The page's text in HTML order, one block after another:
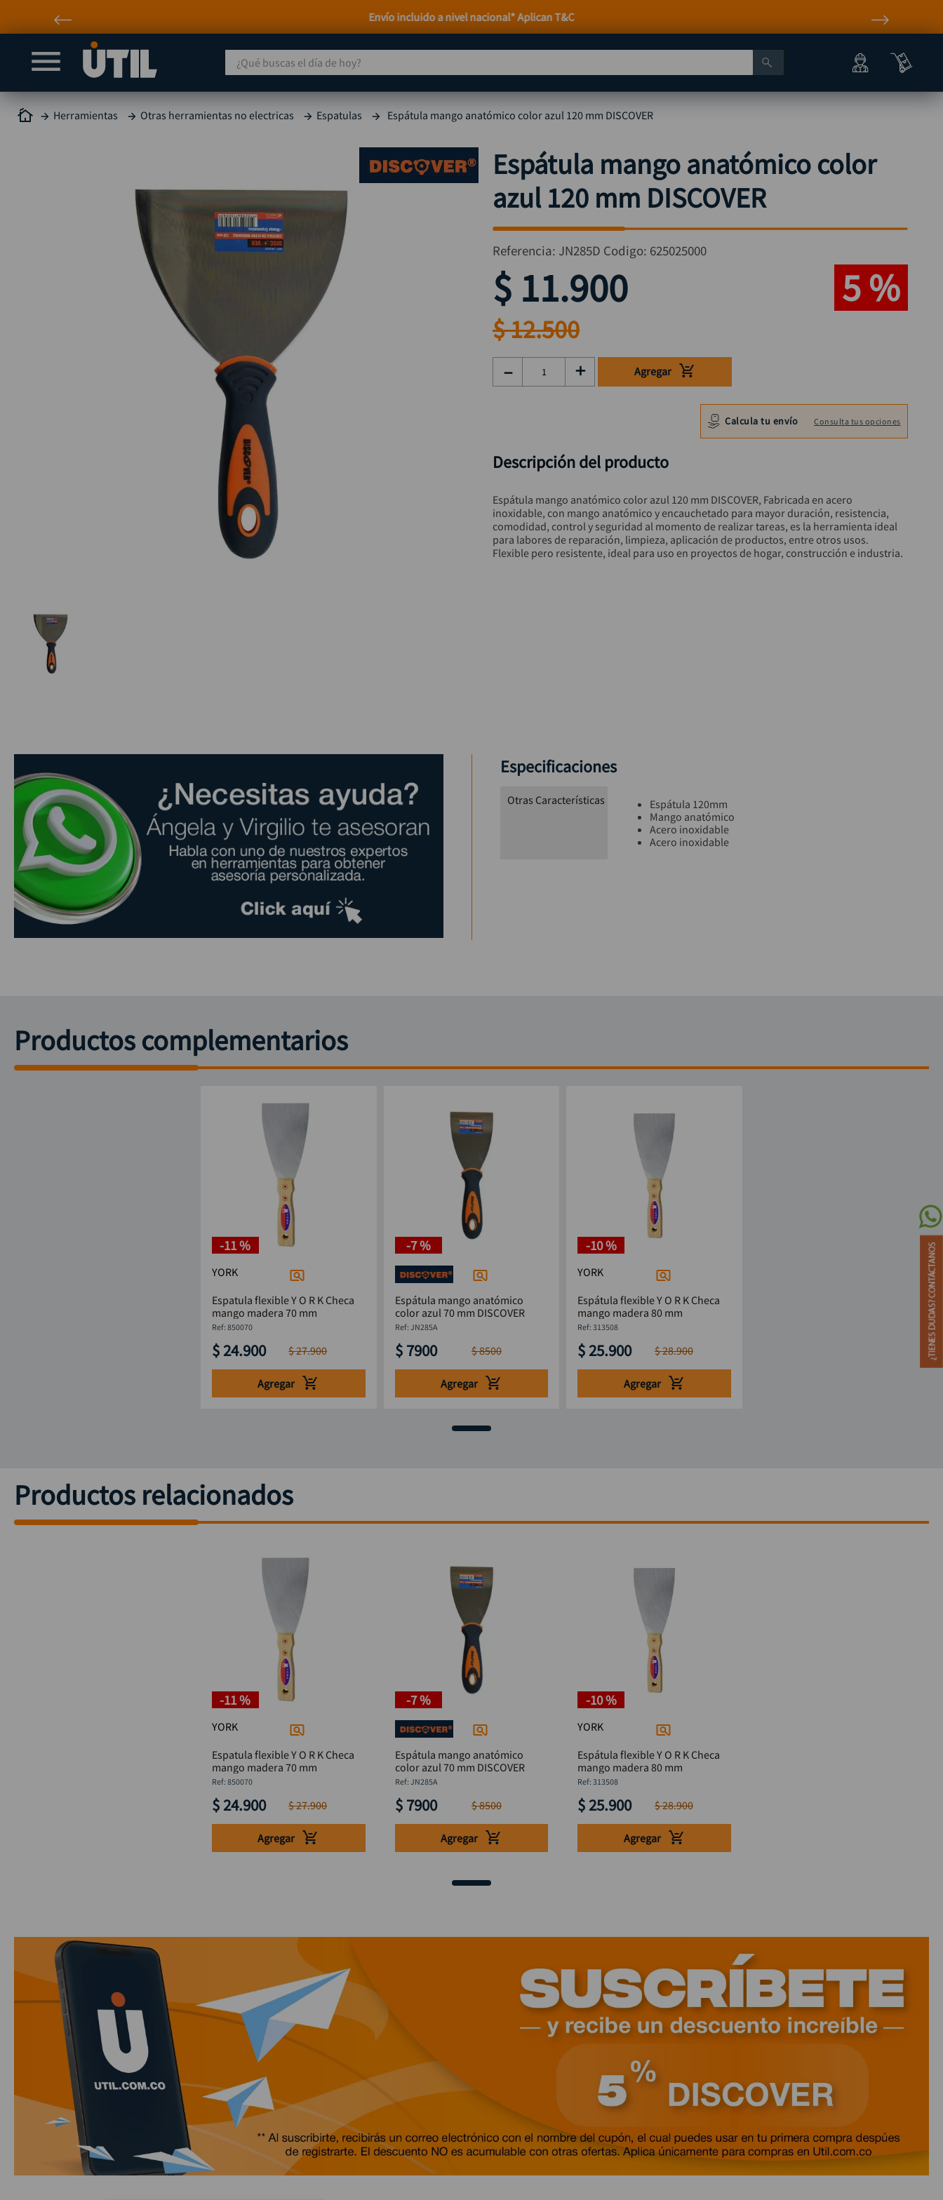
Envío incluido a nivel nacional* Aplican T&C
¿Qué buscas el día de hoy?
Herramientas Otras herramientas no electricas Espatulas Espátula mango anatómico color azul 120 mm DISCOVER
Espátula mango anatómico color
azul 120 mm DISCOVER
Referencia: JN285D Codigo: 625025000
$ 11.900 5 %
$12.500
＋
－ Agregar
Calcula tu envío Consulta tus opciones
Descripción del producto
Espátula mango anatómico color azul 120 mm DISCOVER, Fabricada en acero
inoxidable, con mango anatómico y encauchetado para mayor duración, resistencia,
comodidad, control y seguridad al momento de realizar tareas, es la herramienta ideal
para labores de reparación, limpieza, aplicación de productos, entre otros usos.
Flexible pero resistente, ideal para uso en proyectos de hogar, construcción e industria.
Especificaciones
Otras Características
Espátula 120mm
Mango anatómico
Acero inoxidable
Acero inoxidable
Productos complementarios
-11 %
YORK
Espatula flexible Y O R K Checa
mango madera 70 mm
: 850070
$ 24.900 $27.900
Agregar
-7 %
Espátula mango anatómico
color azul 70 mm DISCOVER
: JN285A
$ 7900 $8500
Agregar
-10 %
YORK
Espátula flexible Y O R K Checa
mango madera 80 mm
:313508
$ 25.900 $28.900
Agregar
Productos relacionados
-11 %
YORK
Espatula flexible Y O R K Checa
mango madera 70 mm
: 850070
$ 24.900 $27.900
Agregar
-7 %
Espátula mango anatómico
color azul 70 mm DISCOVER
: JN285A
$ 7900 $8500
Agregar
-10 %
YORK
Espátula flexible Y O R K Checa
mango madera 80 mm
:313508
$ 25.900 $28.900
Agregar
TÉRMINOS MÁS BUSCADOS
1. taladro
compresor